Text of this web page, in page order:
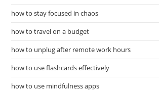
how to stay focused in chaos
how to travel on a budget
how to unplug after remote work hours
how to use flashcards effectively
how to use mindfulness apps